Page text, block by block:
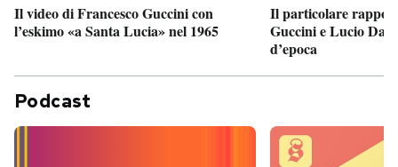
Il video di Francesco Guccini con
l’eskimo «a Santa Lucia» nel 1965
Il particolare
Guccini e Lucio
d’epoca
Podcast